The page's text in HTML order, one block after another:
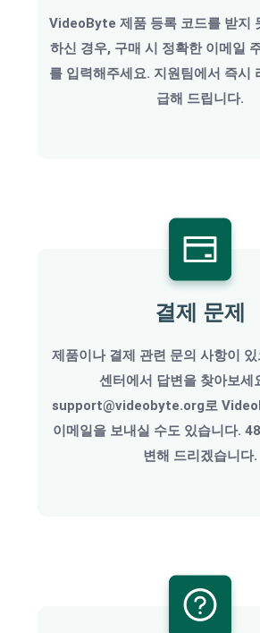
VideoByte 제품 등록 코드를 받지
하신 경우, 구매 시 정확한 이메일
를 입력해주세요. 지원팀에서 즉시
급해 드립니다.
결제 문제
제품이나 결제 관련 문의 사항이 있
센터에서 답변을 찾아보세
support@videobyte.org로
이메일을 보내실 수도 있습니다.
변해 드리겠습니다.